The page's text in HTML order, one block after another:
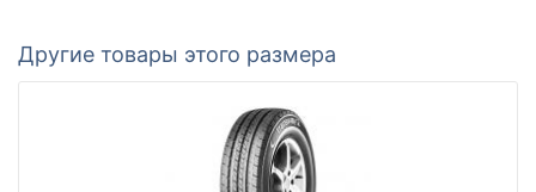
Другие товары этого размера